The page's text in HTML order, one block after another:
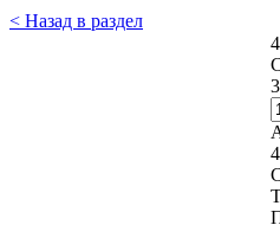
< Назад в раздел